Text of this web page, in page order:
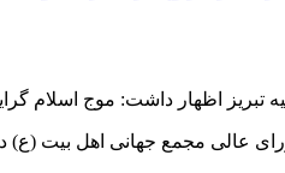
اظهار داشت: موج اسلام
عالی مجمع جهانی اهل بیت (ع)